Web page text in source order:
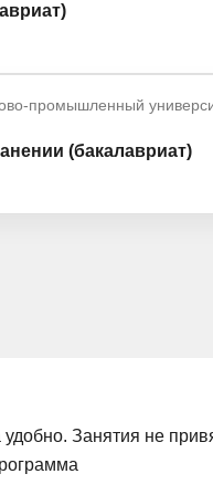
промышленный
(бакалавриат)
удобно. Занятия не